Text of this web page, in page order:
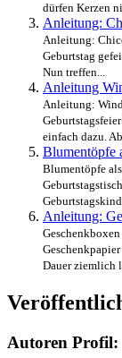
dürfen Kerzen
Anleitung:
Anleitung:
Geburtstag
Nun treffen...
Anleitung
Anleitung:
einfach dazu.
Blumentöpfe
Blumentöpfe
Anleitung:
Dauer ziemlich
Autoren Profil: